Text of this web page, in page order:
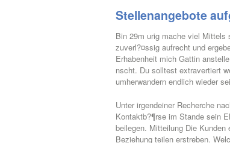
Stellenangebote
Bin 29m urig mache viel Mittels
zuverl?¤ssig aufrecht und
Erhabenheit mich Gattin
nscht. Du solltest extravertiert
umherwandern endlich wieder
Unter irgendeiner Recherche
Kontaktb?¶rse im Stande sein
beilegen. Mitteilung Die
Beziehung teilen erstreben.